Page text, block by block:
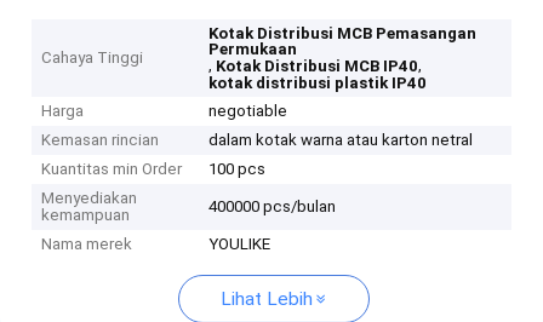
Cahaya Tinggi
Kotak Distribusi MCB Pemasangan
Permukaan
, Kotak Distribusi MCB IP40,
kotak distribusi plastik IP40
Harga
negotiable
Kemasan rincian
dalam kotak warna atau karton netral
Kuantitas min Order
100 pcs
Menyediakan
kemampuan
400000 pcs/bulan
Nama merek YOULIKE
Lihat Lebih